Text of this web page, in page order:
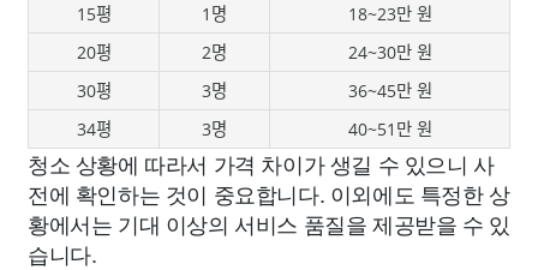
15평
1명
18~23만 원
20평
2명
24~30만 원
30평
3명
36~45만 원
34평
3명 40~51만 원
청소 상황에 따라서 가격 차이가 생길 수 있으니 사
전에 확인하는 것이 중요합니다. 이외에도 특정한 상
황에서는 기대 이상의 서비스 품질을 제공받을 수 있
습니다.